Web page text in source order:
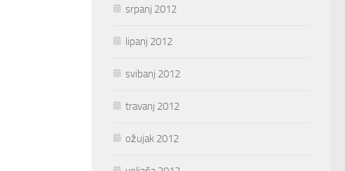
srpanj 2012
lipanj 2012
svibanj 2012
travanj 2012
ožujak 2012